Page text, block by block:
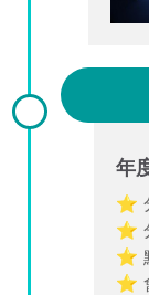
年
⭐
⭐
⭐
⭐